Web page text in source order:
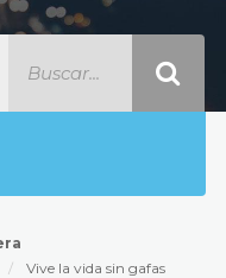
Vive la vida sin gafas